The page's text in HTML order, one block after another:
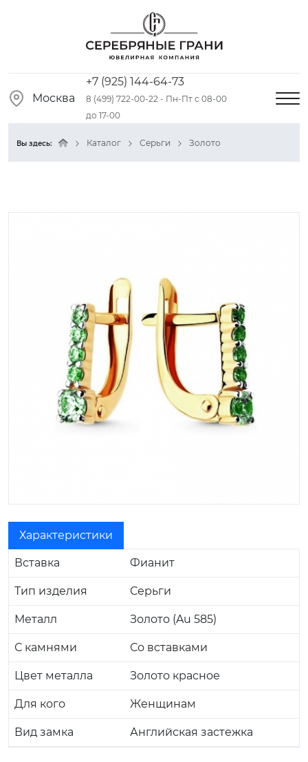
Москва
+7 (925) 144-64-73
8 (499) 722-00-22 - Пн-Пт с 08-00
до 17-00
Вы здесь: Каталог Серьги Золото
Характеристики
Вставка Фианит
Тип изделия Серьги
Металл Золото (Au 585)
С камнями Со вставками
Цвет металла Золото красное
Для кого Женщинам
Вид замка Английская застежка